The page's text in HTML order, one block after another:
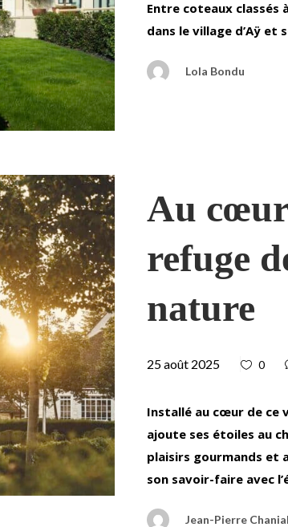
Entre coteaux classés
dans le village d’Aÿ et
Lola Bondu
Au
refuge
nature
25 août 2025 0
Installé au cœur de ce
ajoute ses étoiles au
plaisirs gourmands et
son savoir-faire avec
Jean-Pierre Chanial